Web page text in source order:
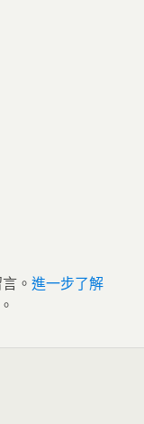
。 進一步了解
。